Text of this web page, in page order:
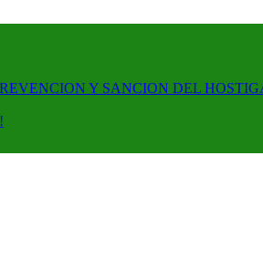
Y SANCION DEL